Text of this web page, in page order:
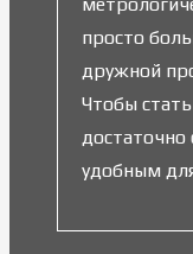
просто
дружной
Чтобы
удобным